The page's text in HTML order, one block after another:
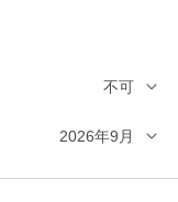
不可
2026年9月